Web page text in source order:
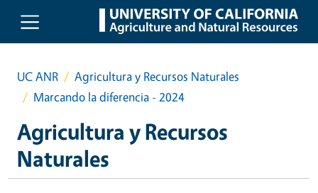
Skip to main content
UC ANR
Agricultura y Recursos Naturales
Marcando la diferencia - 2024
Agricultura y Recursos
Naturales